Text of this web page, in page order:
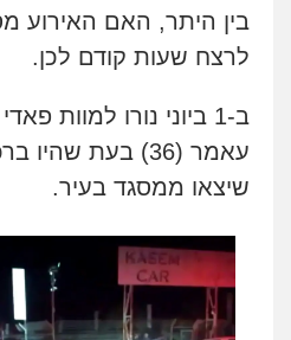
בין היתר, האם האירוע
לרצח שעות קודם לכן.
עאמר (36) בעת
שיצאו ממסגד בעיר.